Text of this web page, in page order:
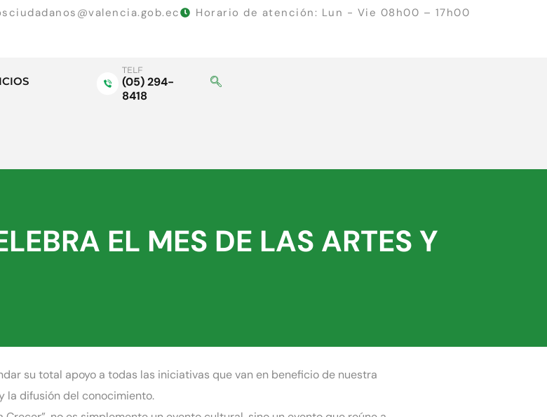
Horario de atención: Lun - Vie 08h00 – 17h00
TELF
(05) 294-
8418
EL MES DE LAS ARTES Y
su total apoyo a todas las iniciativas que van en beneficio de nuestra
la difusión del conocimiento.